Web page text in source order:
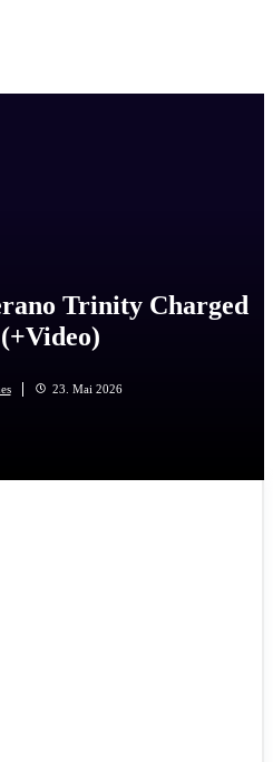
Trinity Charged
23. Mai 2026